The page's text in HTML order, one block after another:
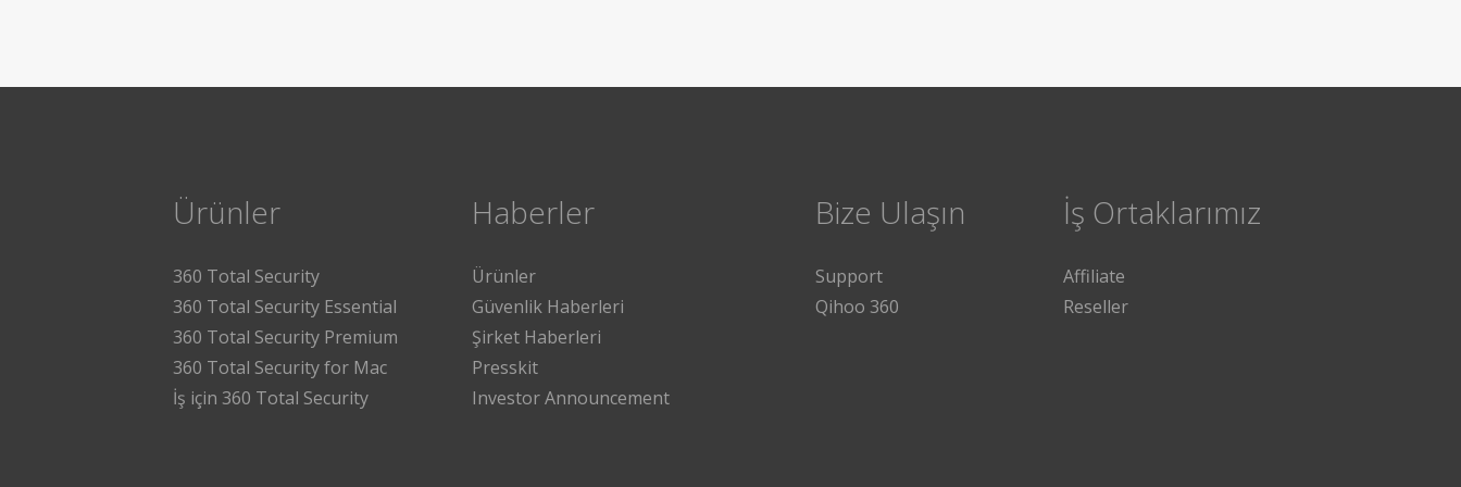
Ürünler
360 Total Security
360 Total Security Essential
360 Total Security Premium
360 Total Security for Mac
İş için 360 Total Security
Haberler
Ürünler
Güvenlik Haberleri
Şirket Haberleri
Presskit
Investor Announcement
Bize Ulaşın
Support
Qihoo 360
İş Ortaklarımız
Affiliate
Reseller